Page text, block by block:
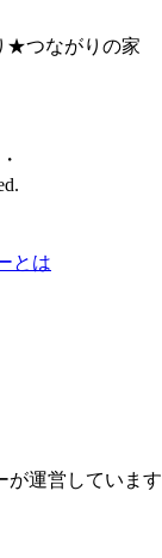
★つながりの家
とは
が運営しています